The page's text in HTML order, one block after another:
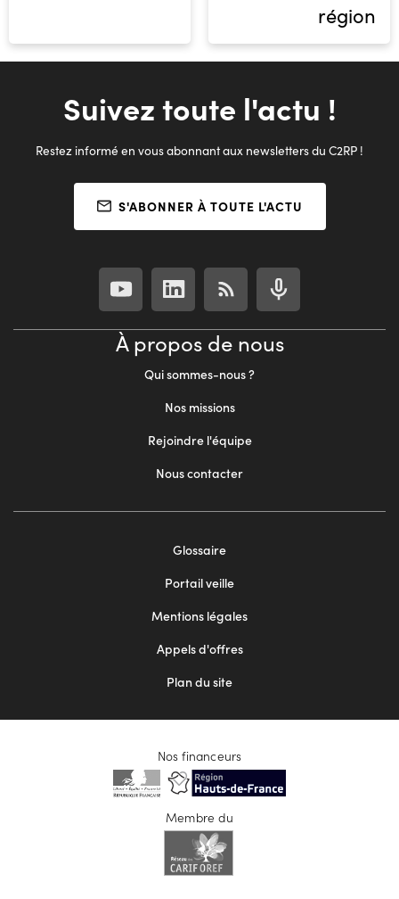
région
Suivez toute l'actu !
Restez informé en vous abonnant aux newsletters du C2RP !
S'ABONNER À TOUTE L'ACTU
À propos de nous
Qui sommes-nous ?
Nos missions
Rejoindre l'équipe
Nous contacter
Glossaire
Portail veille
Mentions légales
Appels d'offres
Plan du site
Nos financeurs
Membre du